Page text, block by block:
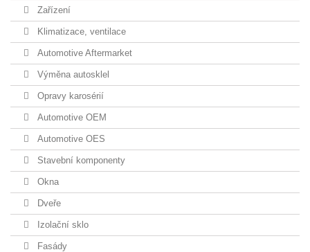
Zařízení
Klimatizace, ventilace
Automotive Aftermarket
Výměna autosklel
Opravy karosérií
Automotive OEM
Automotive OES
Stavební komponenty
Okna
Dveře
Izolační sklo
Fasády